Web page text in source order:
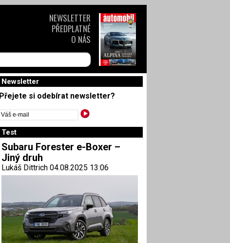
Newsletter
Přejete si odebírat newsletter?
Test
Subaru Forester e-Boxer –
Jiný druh
Lukáš Dittrich 04.08.2025 13:06
NEWSLETTER
PŘEDPLATNÉ
O NÁS